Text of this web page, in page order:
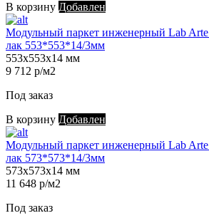
В корзину Добавлен
Модульный паркет инженерный Lab
лак 553*553*14/3мм
553х553х14 мм
9 712 р/м2
Под заказ
В корзину Добавлен
Модульный паркет инженерный Lab
лак 573*573*14/3мм
573х573х14 мм
11 648 р/м2
Под заказ